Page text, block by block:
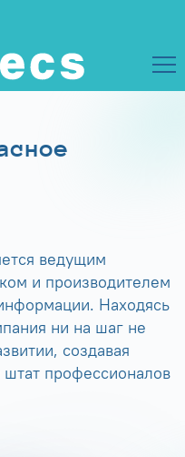
ведущим
и производителем
Находясь
ни на шаг не
создавая
профессионалов